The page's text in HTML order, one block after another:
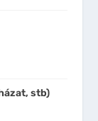
stb)